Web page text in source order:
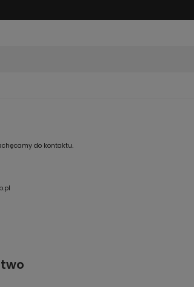
do kontaktu.